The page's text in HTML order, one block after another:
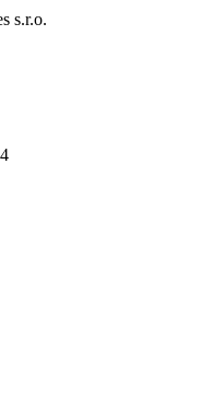
s.r.o.